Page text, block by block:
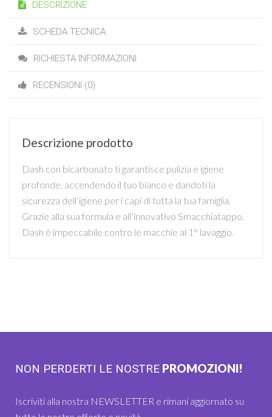
DESCRIZIONE
SCHEDA TECNICA
RICHIESTA INFORMAZIONI
RECENSIONI (0)
Descrizione prodotto
Dash con bicarbonato ti garantisce pulizia e igiene
profonde, accendendo il tuo bianco e dandoti la
sicurezza dell’igiene per i capi di tutta la tua famiglia.
Grazie alla sua formula e all’innovativo Smacchiatappo,
Dash è impeccabile contro le macchie al 1° lavaggio.
NON PERDERTI LE NOSTRE PROMOZIONI!
Iscriviti alla nostra NEWSLETTER e rimani aggiornato su